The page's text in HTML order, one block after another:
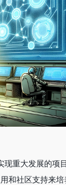
现重大发展的项
和社区支持来培